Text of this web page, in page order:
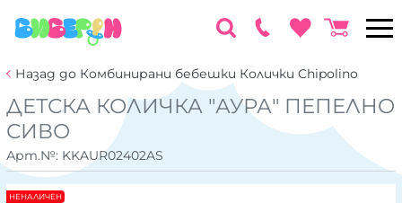
Назад до Комбинирани бебешки Колички Chipolino
ДЕТСКА КОЛИЧКА "АУРА" ПЕПЕЛНО
СИВО
Арт.№: KKAUR02402AS
НЕНАЛИЧЕН